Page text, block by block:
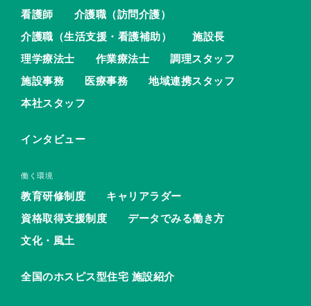
看護師
介護職（訪問介護）
介護職（生活支援・看護補助）
施設長
理学療法士
作業療法士
調理スタッフ
施設事務
医療事務
地域連携スタッフ
本社スタッフ
インタビュー
働く環境
教育研修制度
キャリアラダー
資格取得支援制度
データでみる働き方
文化・風土
全国のホスピス型住宅 施設紹介